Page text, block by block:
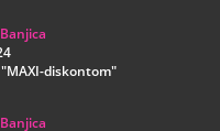
diskontom"